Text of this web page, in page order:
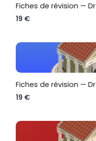
Fiches de révision —
19 €
Fiches de révision —
19 €